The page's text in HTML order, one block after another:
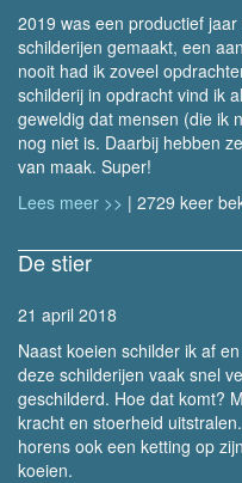
2019 was een productief
schilderijen gemaakt, een
nooit had ik zoveel
schilderij in opdracht vind ik
geweldig dat mensen (die ik
nog niet is. Daarbij hebben
van maak. Super!
Lees meer >> | 2729 keer
De stier
21 april 2018
Naast koeien schilder ik af
deze schilderijen vaak snel
geschilderd. Hoe dat komt?
kracht en stoerheid
horens ook een ketting op
koeien.